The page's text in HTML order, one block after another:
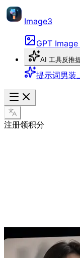
Image3
GPT Image
AI 工具反推
提示词男装
注册领积分